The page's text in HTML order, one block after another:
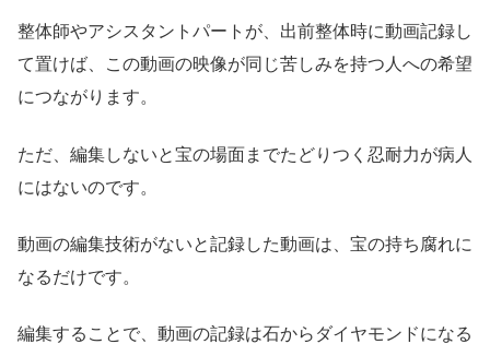
整体師やアシスタントパートが、出前整体時に動画記録し
て置けば、この動画の映像が同じ苦しみを持つ人への希望
につながります。
ただ、編集しないと宝の場面までたどりつく忍耐力が病人
にはないのです。
動画の編集技術がないと記録した動画は、宝の持ち腐れに
なるだけです。
編集することで、動画の記録は石からダイヤモンドになる